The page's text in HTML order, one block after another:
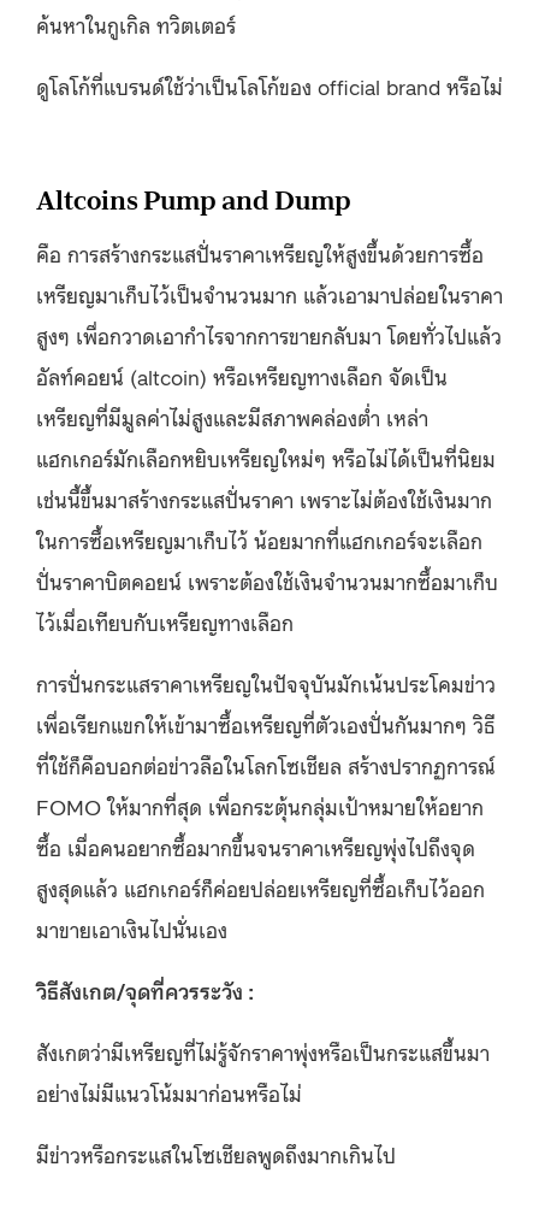
ค้นหาในกูเกิล ทวิตเตอร์
ดูโลโก้ที่แบรนด์ใช้ว่าเป็นโลโก้ของ official brand หรือไม่
Altcoins Pump and Dump
คือ การสร้างกระแสปั่นราคาเหรียญให้สูงขึ้นด้วยการซื้อ
เหรียญมาเก็บไว้เป็นจำนวนมาก แล้วเอามาปล่อยในราคา
สูงๆ เพื่อกวาดเอากำไรจากการขายกลับมา โดยทั่วไปแล้ว
อัลท์คอยน์ (altcoin) หรือเหรียญทางเลือก จัดเป็น
เหรียญที่มีมูลค่าไม่สูงและมีสภาพคล่องต่ำ เหล่า
แฮกเกอร์มักเลือกหยิบเหรียญใหม่ๆ หรือไม่ได้เป็นที่นิยม
เช่นนี้ขึ้นมาสร้างกระแสปั่นราคา เพราะไม่ต้องใช้เงินมาก
ในการซื้อเหรียญมาเก็บไว้ น้อยมากที่แฮกเกอร์จะเลือก
ปั่นราคาบิตคอยน์ เพราะต้องใช้เงินจำนวนมากซื้อมาเก็บ
ไว้เมื่อเทียบกับเหรียญทางเลือก
การปั่นกระแสราคาเหรียญในปัจจุบันมักเน้นประโคมข่าว
เพื่อเรียกแขกให้เข้ามาซื้อเหรียญที่ตัวเองปั่นกันมากๆ วิธี
ที่ใช้ก็คือบอกต่อข่าวลือในโลกโซเชียล สร้างปรากฏการณ์
FOMO ให้มากที่สุด เพื่อกระตุ้นกลุ่มเป้าหมายให้อยาก
ซื้อ เมื่อคนอยากซื้อมากขึ้นจนราคาเหรียญพุ่งไปถึงจุด
สูงสุดแล้ว แฮกเกอร์ก็ค่อยปล่อยเหรียญที่ซื้อเก็บไว้ออก
มาขายเอาเงินไปนั่นเอง
วิธีสังเกต/จุดที่ควรระวัง :
สังเกตว่ามีเหรียญที่ไม่รู้จักราคาพุ่งหรือเป็นกระแสขึ้นมา
อย่างไม่มีแนวโน้มมาก่อนหรือไม่
มีข่าวหรือกระแสในโซเชียลพูดถึงมากเกินไป